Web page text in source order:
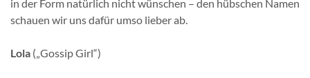
in der Form natürlich nicht wünschen – den hübschen Namen
schauen wir uns dafür umso lieber ab.
Lola („Gossip Girl“)